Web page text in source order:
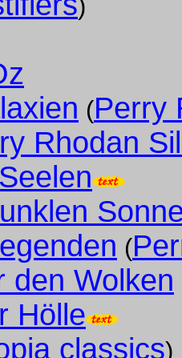
)
(Perry
Rhodan
(
den Wolken
Hölle
classics)